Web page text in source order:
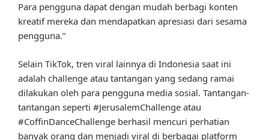
Para pengguna dapat dengan mudah berbagi konten
kreatif mereka dan mendapatkan apresiasi dari sesama
pengguna.”
Selain TikTok, tren viral lainnya di Indonesia saat ini
adalah challenge atau tantangan yang sedang ramai
dilakukan oleh para pengguna media sosial. Tantangan-
tantangan seperti #JerusalemChallenge atau
#CoffinDanceChallenge berhasil mencuri perhatian
banyak orang dan menjadi viral di berbagai platform